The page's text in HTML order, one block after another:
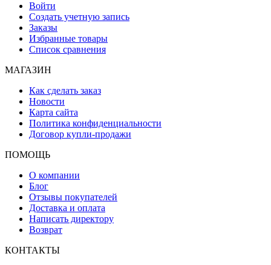
Войти
Создать учетную запись
Заказы
Избранные товары
Список сравнения
МАГАЗИН
Как сделать заказ
Новости
Карта сайта
Политика конфиденциальности
Договор купли-продажи
ПОМОЩЬ
О компании
Блог
Отзывы покупателей
Доставка и оплата
Написать директору
Возврат
КОНТАКТЫ